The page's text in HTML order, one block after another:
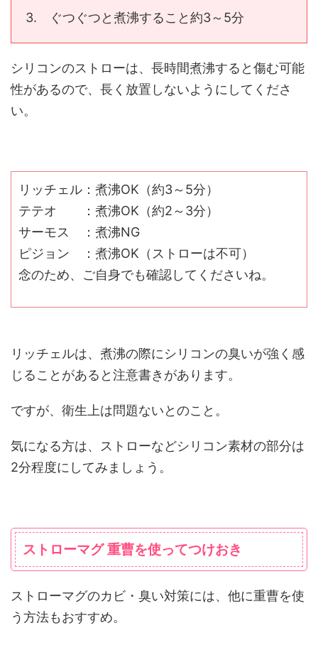
3. ぐつぐつと煮沸すること約3～5分
シリコンのストローは、長時間煮沸すると傷む可能
性があるので、長く放置しないようにしてくださ
い。
リッチェル：煮沸OK（約3～5分）
テテオ ：煮沸OK（約2～3分）
サーモス ：煮沸NG
ピジョン ：煮沸OK（ストローは不可）
念のため、ご自身でも確認してくださいね。
リッチェルは、煮沸の際にシリコンの臭いが強く感
じることがあると注意書きがあります。
ですが、衛生上は問題ないとのこと。
気になる方は、ストローなどシリコン素材の部分は
2分程度にしてみましょう。
ストローマグ 重曹を使ってつけおき
ストローマグのカビ・臭い対策には、他に重曹を使
う方法もおすすめ。